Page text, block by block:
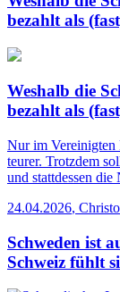
bezahlt als
Weshalb die
bezahlt als
Nur im Vereinigten
teurer. Trotzdem
und stattdessen die
24.04.2026,
Schweden ist
Schweiz fühlt